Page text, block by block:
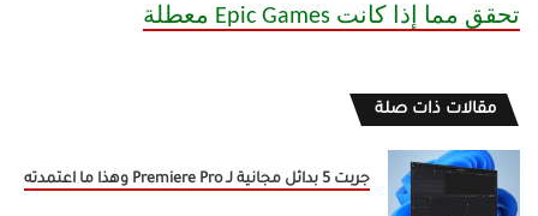
تحقق مما إذا كانت Epic Games معطلة
مقالات ذات صلة
جربت 5 بدائل مجانية لـ Premiere Pro وهذا ما اعتمدته